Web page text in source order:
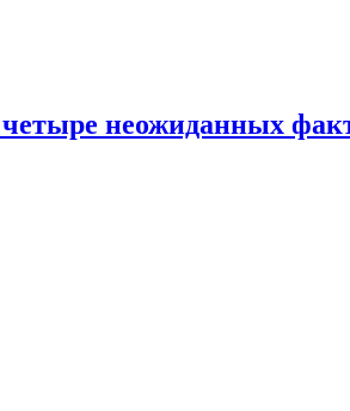
неожиданных